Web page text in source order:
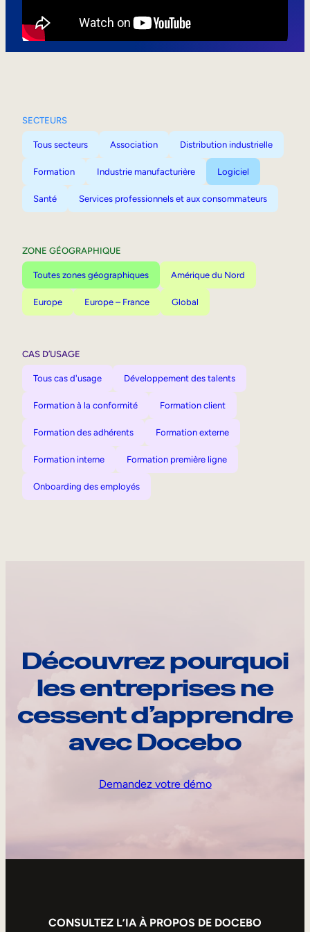
SECTEURS
Tous secteurs Association Distribution industrielle
Formation Industrie manufacturière Logiciel
Santé Services professionnels et aux consommateurs
ZONE GÉOGRAPHIQUE
Toutes zones géographiques Amérique du Nord
Europe Europe – France Global
CAS D’USAGE
Tous cas d'usage Développement des talents
Formation à la conformité Formation client
Formation des adhérents Formation externe
Formation interne Formation première ligne
Onboarding des employés
Découvrez pourquoi
les entreprises ne
cessent d’apprendre
avec Docebo
Demandez votre démo
CONSULTEZ L’IA À PROPOS DE DOCEBO